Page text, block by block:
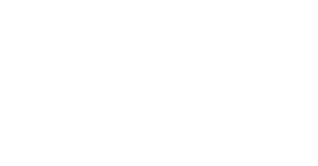
Details finden Sie
um Health Cloud und das athenahealth-EHR-
zu unterstützen. Die Anwendung bietet
umgeht, komplexe benutzerdefinierte
Health Cloud mithilfe von Agentforce schnell neue
(Nachrichten an den Anbieter oder das Pflegeteam)
Medikamentenanforderungen in Health Cloud
"Nachfüllen".